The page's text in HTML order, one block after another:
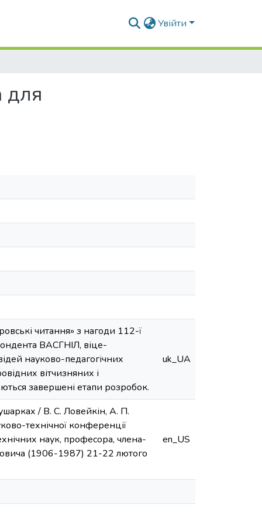
Увійти
для
читання» з нагоди 112-ї
ВАСГНІЛ, віце-
науково-педагогічних
вітчизняних і
завершені етапи розробок.
uk_UA
/ В. С. Ловейкін, А. П.
технічної конференції
наук, професора, члена-
(1906-1987) 21-22 лютого
en_US